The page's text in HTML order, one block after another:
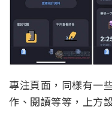
專注頁面，同樣有一
作、閱讀等等，上方